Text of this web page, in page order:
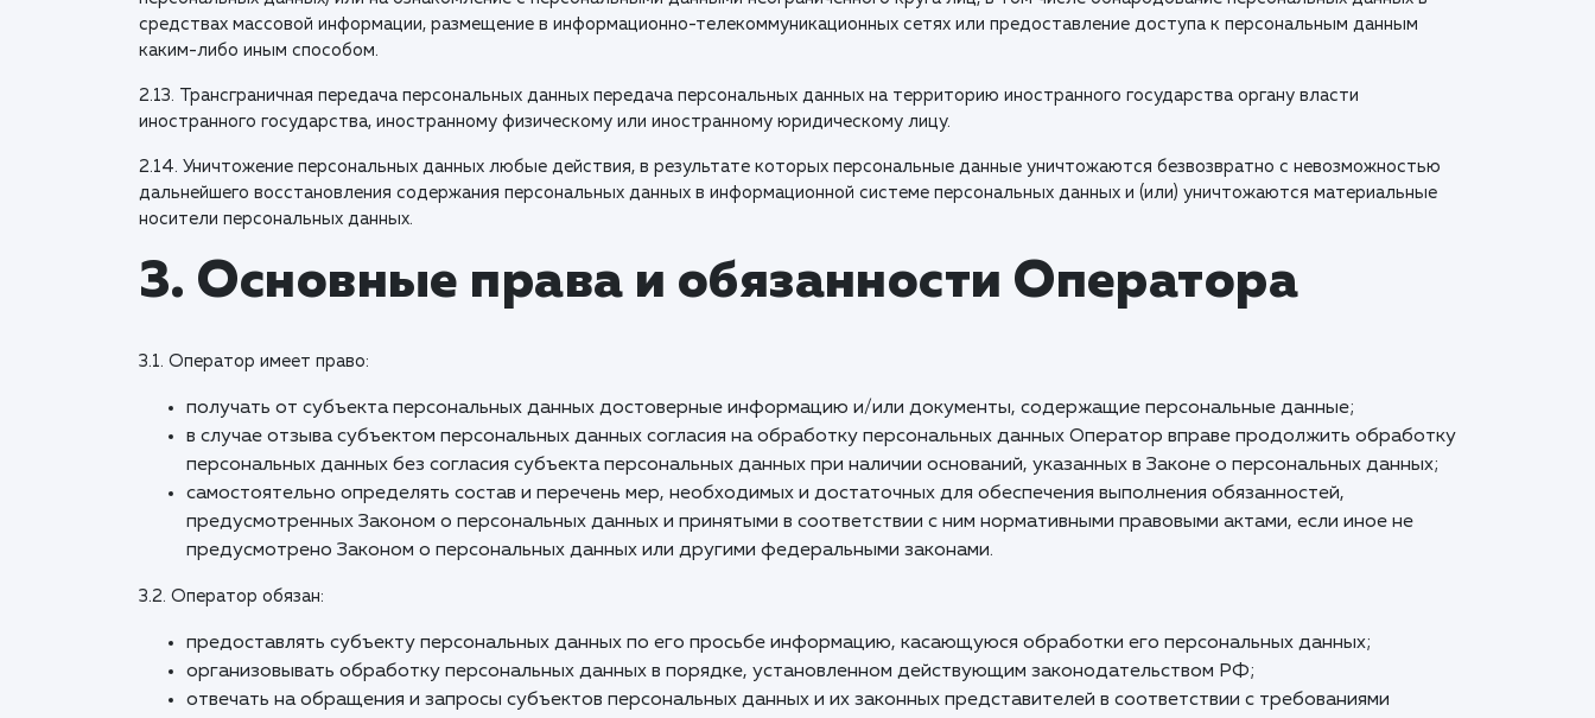
средствах массовой информации, размещение в информационно-телекоммуникационных сетях или предоставление доступа к персональным данным
каким-либо иным способом.
2.13. Трансграничная передача персональных данных передача персональных данных на территорию иностранного государства органу власти
иностранного государства, иностранному физическому или иностранному юридическому лицу.
2.14. Уничтожение персональных данных любые действия, в результате которых персональные данные уничтожаются безвозвратно с невозможностью
дальнейшего восстановления содержания персональных данных в информационной системе персональных данных и (или) уничтожаются материальные
носители персональных данных.
3. Основные права и обязанности Оператора
3.1. Оператор имеет право:
получать от субъекта персональных данных достоверные информацию и/или документы, содержащие персональные данные;
в случае отзыва субъектом персональных данных согласия на обработку персональных данных Оператор вправе продолжить обработку
персональных данных без согласия субъекта персональных данных при наличии оснований, указанных в Законе о персональных данных;
самостоятельно определять состав и перечень мер, необходимых и достаточных для обеспечения выполнения обязанностей,
предусмотренных Законом о персональных данных и принятыми в соответствии с ним нормативными правовыми актами, если иное не
предусмотрено Законом о персональных данных или другими федеральными законами.
3.2. Оператор обязан:
предоставлять субъекту персональных данных по его просьбе информацию, касающуюся обработки его персональных данных;
организовывать обработку персональных данных в порядке, установленном действующим законодательством РФ;
отвечать на обращения и запросы субъектов персональных данных и их законных представителей в соответствии с требованиями